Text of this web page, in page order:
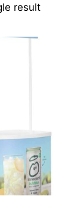
result